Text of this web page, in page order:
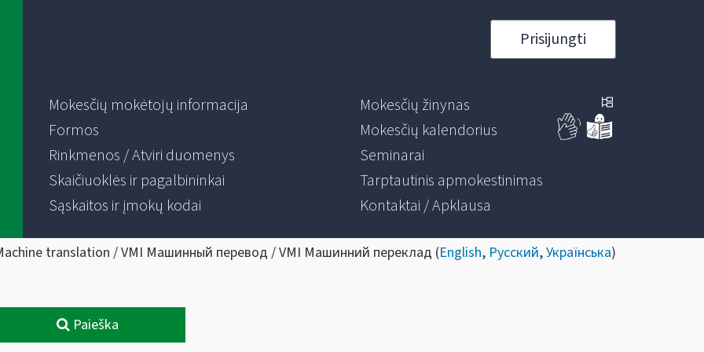
Prisijungti
Mokesčių mokėtojų informacija
Formos
Rinkmenos / Atviri duomenys
Skaičiuoklės ir pagalbininkai
Sąskaitos ir įmokų kodai
Mokesčių žinynas
Mokesčių kalendorius
Seminarai
Tarptautinis apmokestinimas
Kontaktai / Apklausa
translation / VMI Машинный перевод / VMI Машинний переклад (English, Русский,Українська)
Paieška